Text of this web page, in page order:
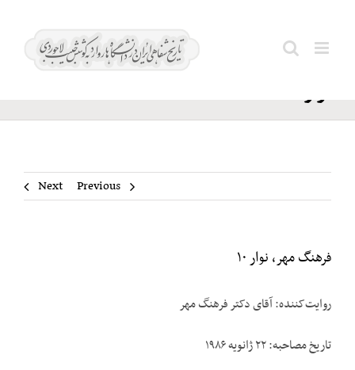
مهر،
نوار ۱۰
Previous
Next
فرهنگ مهر، نوار ۱۰
روایت‌کننده: آقای دکتر فرهنگ مهر
تاریخ مصاحبه: ۲۲ ژانویه ۱۹۸۶